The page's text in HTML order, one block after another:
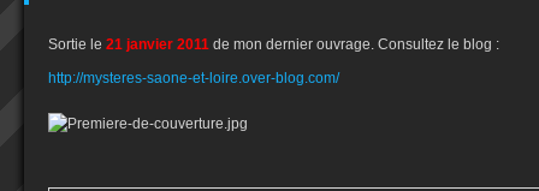
Sortie le 21 janvier 2011 de mon dernier ouvrage. Consultez le blog :
http://mysteres-saone-et-loire.over-blog.com/